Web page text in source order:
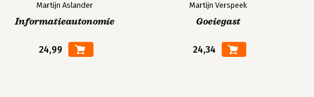
Martijn Aslander
Informatieautonomie
24,99
Martijn Verspeek
Goeiegast
24,34